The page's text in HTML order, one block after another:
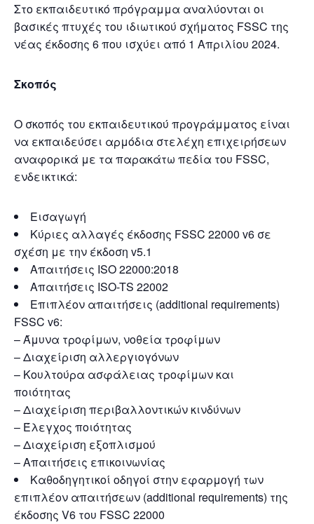
Στο εκπαιδευτικό πρόγραμμα αναλύονται οι
βασικές πτυχές του ιδιωτικού σχήματος FSSC της
νέας έκδοσης 6 που ισχύει από 1 Απριλίου 2024.
Σκοπός
Ο σκοπός του εκπαιδευτικού προγράμματος είναι
να εκπαιδεύσει αρμόδια στελέχη επιχειρήσεων
αναφορικά με τα παρακάτω πεδία του FSSC,
ενδεικτικά:
Εισαγωγή
Κύριες αλλαγές έκδοσης FSSC 22000 v6 σε
σχέση με την έκδοση v5.1
Απαιτήσεις ISO 22000:2018
Απαιτήσεις ISO-TS 22002
Επιπλέον απαιτήσεις (additional requirements)
FSSC v6:
– Άμυνα τροφίμων, νοθεία τροφίμων
– Διαχείριση αλλεργιογόνων
– Κουλτούρα ασφάλειας τροφίμων και
ποιότητας
– Διαχείριση περιβαλλοντικών κινδύνων
– Έλεγχος ποιότητας
– Διαχείριση εξοπλισμού
– Απαιτήσεις επικοινωνίας
Καθοδηγητικοί οδηγοί στην εφαρμογή των
επιπλέον απαιτήσεων (additional requirements) της
έκδοσης V6 του FSSC 22000